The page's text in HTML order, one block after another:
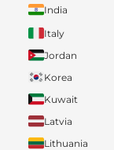
India
Italy
Jordan
Korea
Kuwait
Latvia
Lithuania